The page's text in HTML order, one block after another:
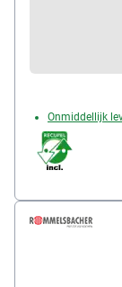
Onmiddellijk